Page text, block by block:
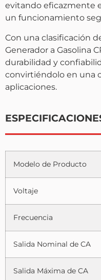
evitando eficazmente
un funcionamiento
Con una clasificación
Generador a Gasolina
durabilidad y
convirtiéndolo en una
aplicaciones.
Modelo de Producto
Voltaje
Frecuencia
Salida Nominal de CA
Salida Máxima de CA